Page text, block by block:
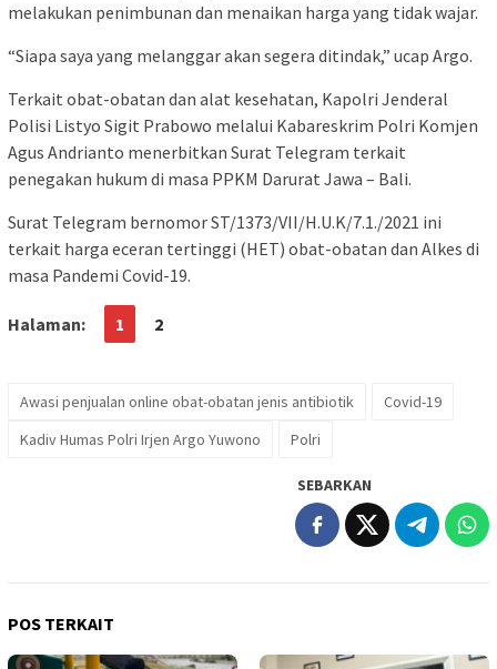
melakukan penimbunan dan menaikan harga yang tidak wajar.
“Siapa saya yang melanggar akan segera ditindak,” ucap Argo.
Terkait obat-obatan dan alat kesehatan, Kapolri Jenderal
Polisi Listyo Sigit Prabowo melalui Kabareskrim Polri Komjen
Agus Andrianto menerbitkan Surat Telegram terkait
penegakan hukum di masa PPKM Darurat Jawa – Bali.
Surat Telegram bernomor ST/1373/VII/H.U.K/7.1./2021 ini
terkait harga eceran tertinggi (HET) obat-obatan dan Alkes di
masa Pandemi Covid-19.
Halaman: 1 2
Awasi penjualan online obat-obatan jenis antibiotik
Covid-19
Kadiv Humas Polri Irjen Argo Yuwono
Polri
SEBARKAN
POS TERKAIT